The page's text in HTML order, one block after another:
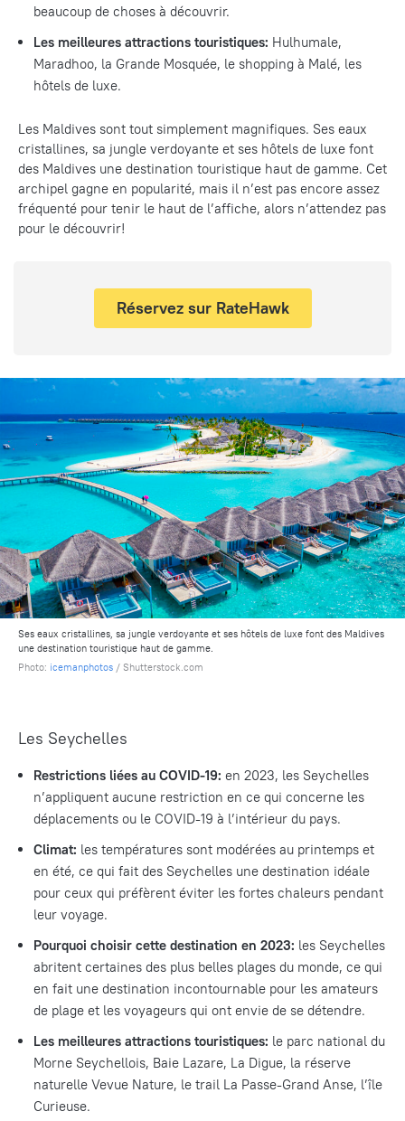
beaucoup de choses à découvrir.
Les meilleures attractions touristiques: Hulhumale,
Maradhoo, la Grande Mosquée, le shopping à Malé, les
hôtels de luxe.
Les Maldives sont tout simplement magnifiques. Ses eaux
cristallines, sa jungle verdoyante et ses hôtels de luxe font
des Maldives une destination touristique haut de gamme. Cet
archipel gagne en popularité, mais il n’est pas encore assez
fréquenté pour tenir le haut de l’affiche, alors n’attendez pas
pour le découvrir!
Réservez sur RateHawk
Ses eaux cristallines, sa jungle verdoyante et ses hôtels de luxe font des Maldives
une destination touristique haut de gamme.
Photo: icemanphotos / Shutterstock.com
Les Seychelles
Restrictions liées au COVID-19: en 2023, les Seychelles
n’appliquent aucune restriction en ce qui concerne les
déplacements ou le COVID-19 à l’intérieur du pays.
Climat: les températures sont modérées au printemps et
en été, ce qui fait des Seychelles une destination idéale
pour ceux qui préfèrent éviter les fortes chaleurs pendant
leur voyage.
Pourquoi choisir cette destination en 2023: les Seychelles
abritent certaines des plus belles plages du monde, ce qui
en fait une destination incontournable pour les amateurs
de plage et les voyageurs qui ont envie de se détendre.
Les meilleures attractions touristiques: le parc national du
Morne Seychellois, Baie Lazare, La Digue, la réserve
naturelle Vevue Nature, le trail La Passe-Grand Anse, l’île
Curieuse.